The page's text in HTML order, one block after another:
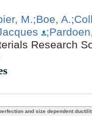
M.;Boe, A.
Research
and size dependent